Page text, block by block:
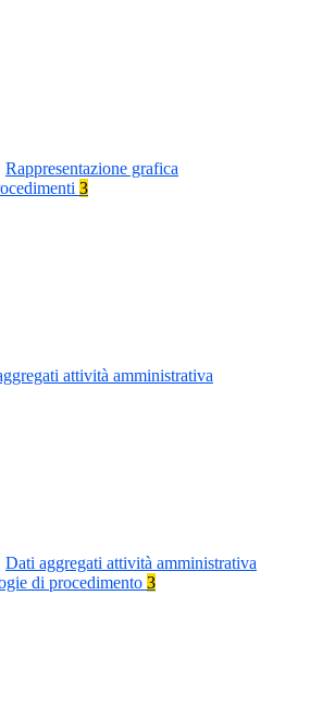
Rappresentazione grafica
3
attività amministrativa
Dati aggregati attività amministrativa
di procedimento 3